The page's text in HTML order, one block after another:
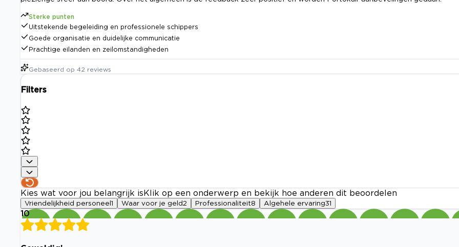
Sterke punten
Uitstekende begeleiding en professionele schippers
Goede organisatie en duidelijke communicatie
Prachtige eilanden en zeilomstandigheden
Gebaseerd op 42 reviews
Filters
Kies wat voor jou belangrijk is Klik op een onderwerp en bekijk hoe anderen dit beoordelen
Vriendelijkheid personeel 1 Waar voor je geld2 Professionaliteit8 Algehele ervaring31
10